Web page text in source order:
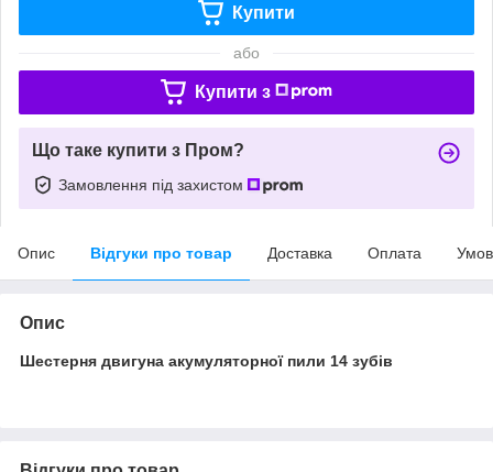
Купити
або
Купити з
Що таке купити з Пром?
Замовлення під захистом
Опис Відгуки про товар Доставка Оплата
Опис
Шестерня двигуна акумуляторної пили 14 зубів